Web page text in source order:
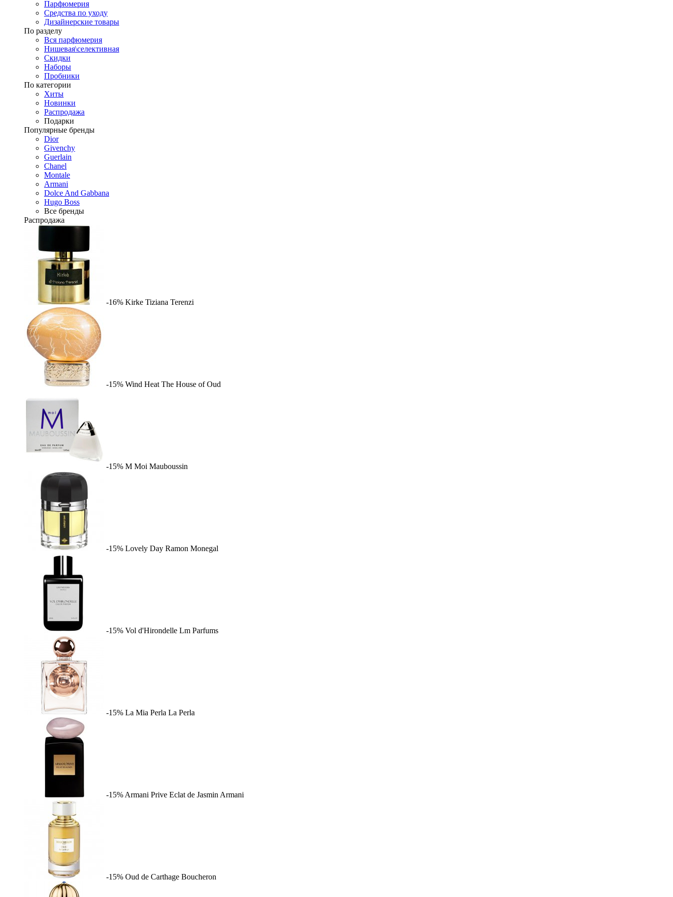
Парфюмерия
Средства по уходу
Дизайнерские товары
По разделу
Вся парфюмерия
Нишевая\селективная
Скидки
Наборы
Пробники
По категории
Хиты
Новинки
Распродажа
Подарки
Популярные бренды
Dior
Givenchy
Guerlain
Chanel
Montale
Armani
Dolce And Gabbana
Hugo Boss
Все бренды
Распродажа
-16% Kirke Tiziana Terenzi
-15% Wind Heat The House of Oud
-15% M Moi Mauboussin
-15% Lovely Day Ramon Monegal
-15% Vol d'Hirondelle Lm Parfums
-15% La Mia Perla La Perla
-15% Armani Prive Eclat de Jasmin Armani
-15% Oud de Carthage Boucheron